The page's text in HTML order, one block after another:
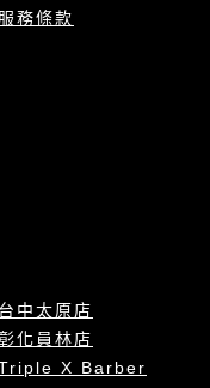
服務條款
台中太原店
化員林店
X Barber